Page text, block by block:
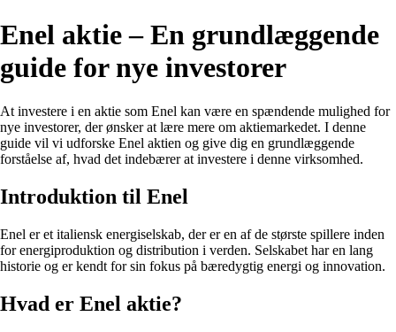
Enel aktie – En grundlæggende
guide for nye investorer
At investere i en aktie som Enel kan være en spændende mulighed for
nye investorer, der ønsker at lære mere om aktiemarkedet. I denne
guide vil vi udforske Enel aktien og give dig en grundlæggende
forståelse af, hvad det indebærer at investere i denne virksomhed.
Introduktion til Enel
Enel er et italiensk energiselskab, der er en af de største spillere inden
for energiproduktion og distribution i verden. Selskabet har en lang
historie og er kendt for sin fokus på bæredygtig energi og innovation.
Hvad er Enel aktie?